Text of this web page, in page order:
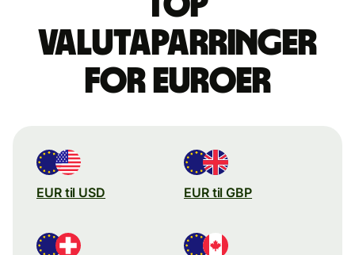
valutaparringer
for euroer
EUR til USD EUR til GBP